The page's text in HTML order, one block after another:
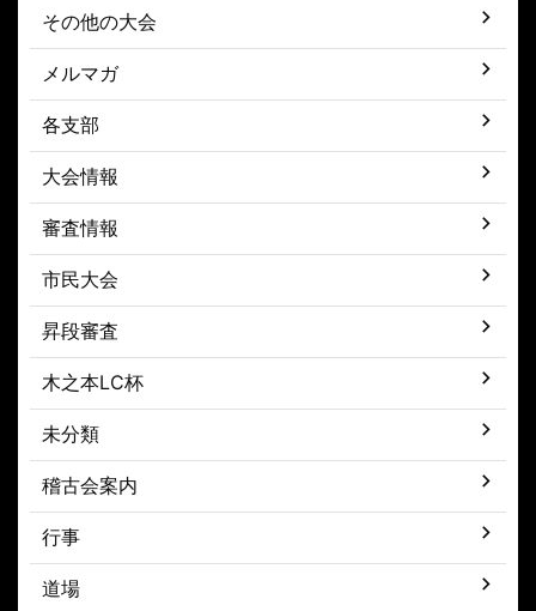
その他の大会
メルマガ
各支部
大会情報
審査情報
市民大会
昇段審査
木之本LC杯
未分類
稽古会案内
行事
道場